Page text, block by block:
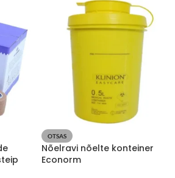
OTSAS
Nõelravi nõelte konteiner
Econorm